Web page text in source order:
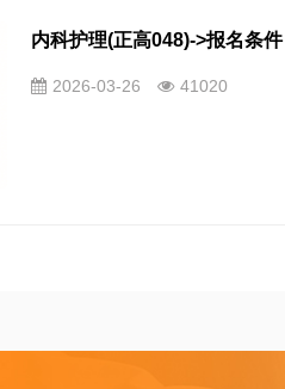
内科护理(正高048)->报名条件
2026-03-26 41020